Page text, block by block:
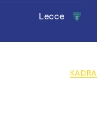
Lecce
KADRA